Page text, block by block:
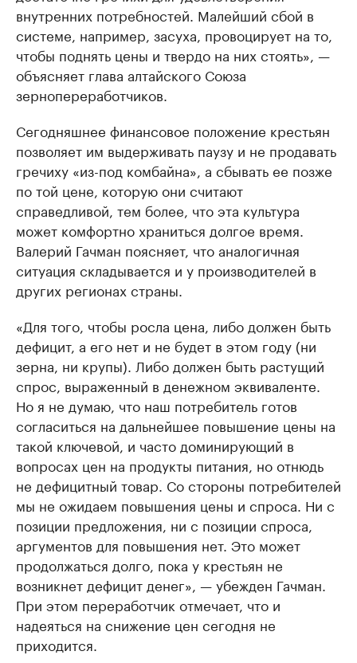
внутренних потребностей. Малейший сбой в
системе, например, засуха, провоцирует на то,
чтобы поднять цены и твердо на них стоять», —
объясняет глава алтайского Союза
зернопереработчиков.
Сегодняшнее финансовое положение крестьян
позволяет им выдерживать паузу и не продавать
гречиху «из-под комбайна», а сбывать ее позже
по той цене, которую они считают
справедливой, тем более, что эта культура
может комфортно храниться долгое время.
Валерий Гачман поясняет, что аналогичная
ситуация складывается и у производителей в
других регионах страны.
«Для того, чтобы росла цена, либо должен быть
дефицит, а его нет и не будет в этом году (ни
зерна, ни крупы). Либо должен быть растущий
спрос, выраженный в денежном эквиваленте.
Но я не думаю, что наш потребитель готов
согласиться на дальнейшее повышение цены на
такой ключевой, и часто доминирующий в
вопросах цен на продукты питания, но отнюдь
не дефицитный товар. Со стороны потребителей
мы не ожидаем повышения цены и спроса. Ни с
позиции предложения, ни с позиции спроса,
аргументов для повышения нет. Это может
продолжаться долго, пока у крестьян не
возникнет дефицит денег», — убежден Гачман.
При этом переработчик отмечает, что и
надеяться на снижение цен сегодня не
приходится.